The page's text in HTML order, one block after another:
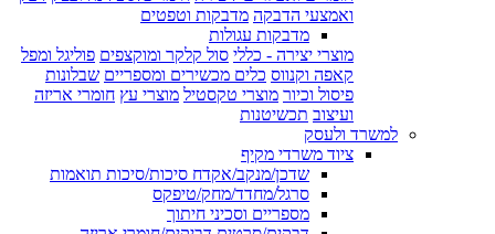
ואמצעי הדבקה מדבקות וטפטים
מדבקות עגולות
מוצרי יצירה - כללי סול קלקר ומוקצפים פוליגל ומפל
קאפה וקנווס כלים מכשירים ומספריים שבלונות
פיסול וכיור מוצרי טקסטיל מוצרי עץ חומרי אריזה
ועיצוב תכשיטנות
למשרד ולעסק
ציוד משרדי מקיף
שדכן/מנקב/אקדח סיכות/סיכות תואמות
סרגל/מחדד/מחק/טיפקס
מספריים וסכיני חיתוך